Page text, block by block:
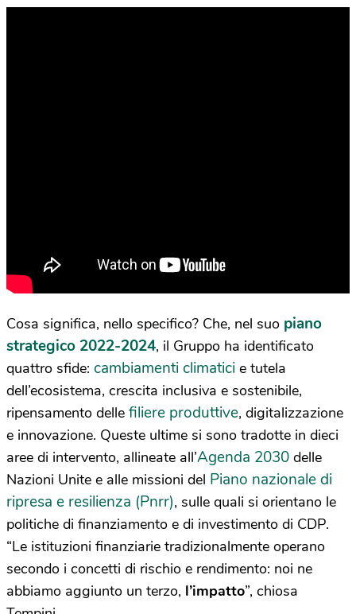
Cosa significa, nello specifico? Che, nel suo
piano
strategico 2022-2024 , il Gruppo ha identificato
quattro sfide:
cambiamenti climatici e tutela
dell’ecosistema, crescita inclusiva e sostenibile,
ripensamento delle filiere produttive
, digitalizzazione
e innovazione. Queste ultime si sono tradotte in dieci
aree di intervento, allineate all’ Agenda 2030 delle
Nazioni Unite e alle missioni delPiano nazionale di
ripresa e resilienza (Pnrr) , sulle quali si orientano le
politiche di finanziamento e di investimento di CDP.
“Le istituzioni finanziarie tradizionalmente operano
secondo i concetti di rischio e rendimento: noi ne
abbiamo aggiunto un terzo, l’impatto ”, chiosa
Tempini.